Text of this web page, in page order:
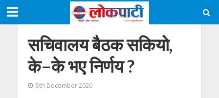
सचिवालय बैठक सकियो,
के–के भए निर्णय ?
5th December 2020